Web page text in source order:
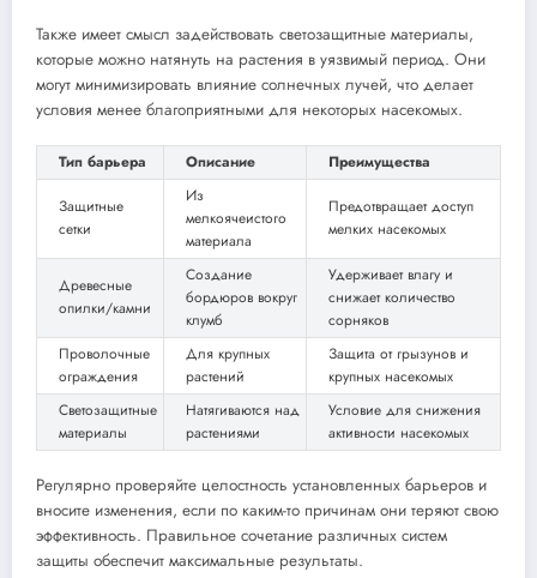
Также имеет смысл задействовать светозащитные материалы,
которые можно натянуть на растения в уязвимый период. Они
могут минимизировать влияние солнечных лучей, что делает
условия менее благоприятными для некоторых насекомых.
Тип барьера Описание Преимущества
Защитные
сетки
Из
мелкоячеистого
материала
Предотвращает доступ
мелких насекомых
Древесные
опилки/камни
Создание
бордюров вокруг
клумб
Удерживает влагу и
снижает количество
сорняков
Проволочные
ограждения
Для крупных
растений
Защита от грызунов и
крупных насекомых
Светозащитные
материалы
Натягиваются над
растениями
Условие для снижения
активности насекомых
Регулярно проверяйте целостность установленных барьеров и
вносите изменения, если по каким-то причинам они теряют свою
эффективность. Правильное сочетание различных систем
защиты обеспечит максимальные результаты.